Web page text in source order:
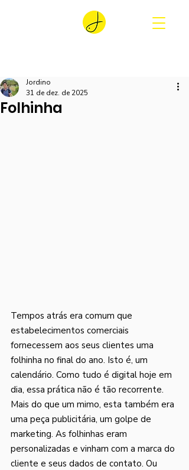
Folhinha
Jordino
31 de dez. de 2025
Tempos atrás era comum que
estabelecimentos comerciais
fornecessem aos seus clientes uma
folhinha no final do ano. Isto é, um
calendário. Como tudo é digital hoje em
dia, essa prática não é tão recorrente.
Mais do que um mimo, esta também era
uma peça publicitária, um golpe de
marketing. As folhinhas eram
personalizadas e vinham com a marca do
cliente e seus dados de contato. Ou